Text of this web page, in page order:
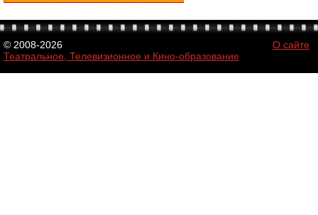
© 2008-2026
Театральное, Телевизионное и Кино-образование
О сайте